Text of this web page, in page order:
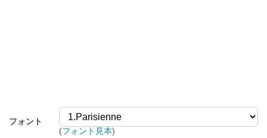
フォント
(フォント見本)